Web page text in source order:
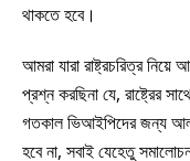
থাকতে হবে।
আমরা যারা রাষ্ট্রচরিত্র
প্রশ্ন করছিনা যে, রাষ্ট্রের
গতকাল ভিআইপিদের জন্য
হবে না, সবাই যেহেতু